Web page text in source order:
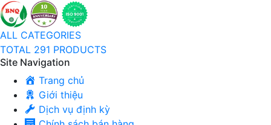
ALL CATEGORIES
TOTAL 291 PRODUCTS
Site Navigation
Trang chủ
Giới thiệu
Dịch vụ định kỳ